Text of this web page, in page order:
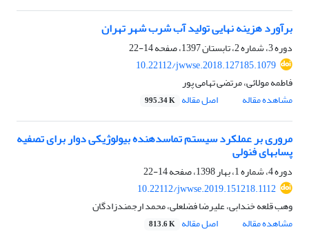
برآورد هزینه نهایی تولید آب شرب شهر تهران
دوره 3، شماره 2، تابستان 1397، صفحه
14-22
10.22112/jwwse.2018.127185.1079
فاطمه مولائی، مرتضی تهامی پور
مشاهده مقاله
اصل مقاله 995.34 K
مروری بر عملکرد سیستم تماس‎دهنده بیولوژیکی دوار برای تصفیه
پساب‎های فنولی
دوره 4، شماره 1، بهار 1398، صفحه
14-22
10.22112/jwwse.2019.151218.1112
وهب قلعه خندابی، علیرضا فضلعلی، محمد ارجمندزادگان
مشاهده مقاله
اصل مقاله 813.6 K